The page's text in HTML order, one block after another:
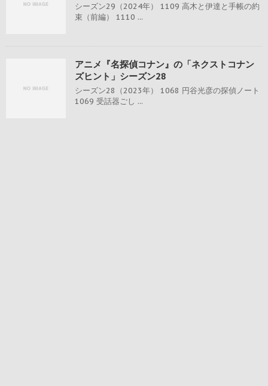
シーズン29（2024年） 1109 高木と伊達と手帳の約
束（前編） 1110 ...
アニメ『名探偵コナン』の「ネクストコナン
ズヒント」シーズン28
シーズン28（2023年） 1068 円谷光彦の探偵ノート
1069 受話器ごし ...